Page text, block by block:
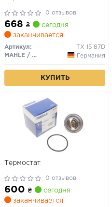
0 отзывов
668 ₴
сегодня
заканчивается
Артикул:
TX 15 87D
MAHLE / KNECHT
Германия
КУПИТЬ
Термостат
0 отзывов
600 ₴
сегодня
заканчивается